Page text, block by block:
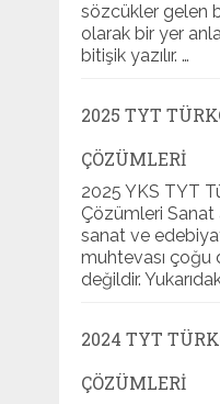
sözcükler gelen
olarak bir yer
bitişik yazılır. …
2025 TYT
ÇÖZÜMLERI
2025 YKS TYT
Çözümleri Sanat
sanat ve
muhtevası çoğu
değildir.
2024 TYT
ÇÖZÜMLERI